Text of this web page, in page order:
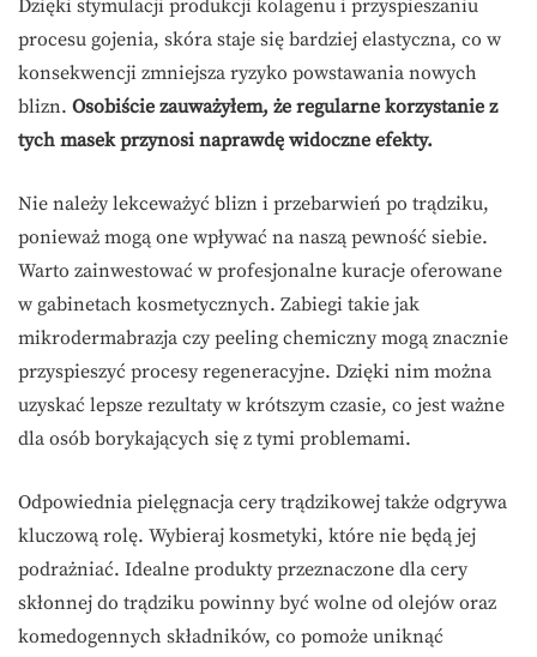
Dzięki stymulacji produkcji kolagenu i przyspieszaniu
procesu gojenia, skóra staje się bardziej elastyczna, co w
konsekwencji zmniejsza ryzyko powstawania nowych
blizn. Osobiście zauważyłem, że regularne korzystanie z
tych masek przynosi naprawdę widoczne efekty.
Nie należy lekceważyć blizn i przebarwień po trądziku,
ponieważ mogą one wpływać na naszą pewność siebie.
Warto zainwestować w profesjonalne kuracje oferowane
w gabinetach kosmetycznych. Zabiegi takie jak
mikrodermabrazja czy peeling chemiczny mogą znacznie
przyspieszyć procesy regeneracyjne. Dzięki nim można
uzyskać lepsze rezultaty w krótszym czasie, co jest ważne
dla osób borykających się z tymi problemami.
Odpowiednia pielęgnacja cery trądzikowej także odgrywa
kluczową rolę. Wybieraj kosmetyki, które nie będą jej
podrażniać. Idealne produkty przeznaczone dla cery
skłonnej do trądziku powinny być wolne od olejów oraz
komedogennych składników, co pomoże uniknąć